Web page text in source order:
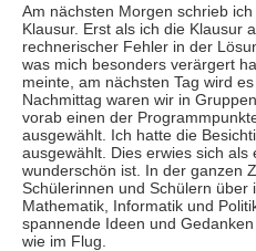
Am nächsten Morgen schrieb
Klausur. Erst als ich die Klausur
rechnerischer Fehler in der
was mich besonders verärgert
meinte, am nächsten Tag wird
Nachmittag waren wir in
vorab einen der
ausgewählt. Ich hatte die
ausgewählt. Dies erwies sich als
wunderschön ist. In der ganzen
Schülerinnen und Schülern über
Mathematik, Informatik und
spannende Ideen und
wie im Flug.